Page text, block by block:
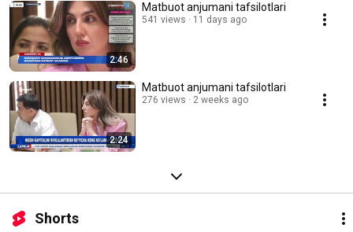
2:46
Matbuot anjumani tafsilotlari
541 views 11 days ago
2:24
Matbuot anjumani tafsilotlari
276 views 2 weeks ago
Shorts